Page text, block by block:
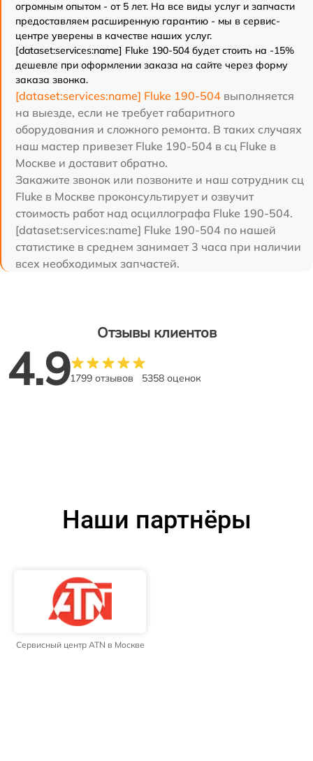
огромным опытом - от 5 лет. На все виды услуг и запчасти
предоставляем расширенную гарантию - мы в сервис-
центре уверены в качестве наших услуг.
[dataset:services:name] Fluke 190-504 будет стоить на -15%
дешевле при оформлении заказа на сайте через форму
заказа звонка.
[dataset:services:name] Fluke 190-504 выполняется
на выезде, если не требует габаритного
оборудования и сложного ремонта. В таких случаях
наш мастер привезет Fluke 190-504 в сц Fluke в
Москве и доставит обратно.
Закажите звонок или позвоните и наш сотрудник сц
Fluke в Москве проконсультирует и озвучит
стоимость работ над осциллографа Fluke 190-504.
[dataset:services:name] Fluke 190-504 по нашей
статистике в среднем занимает 3 часа при наличии
всех необходимых запчастей.
Отзывы клиентов
4.91799 отзывов 5358 оценок
Наши партнёры
Сервисный центр ATN в Москве